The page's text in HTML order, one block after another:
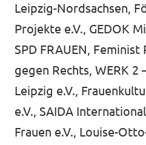
Leipzig-Nordsachsen,
Projekte e.V., GEDOK
SPD FRAUEN, Feminist
gegen Rechts, WERK
Leipzig e.V.,
e.V., SAIDA
Frauen e.V., Louise-